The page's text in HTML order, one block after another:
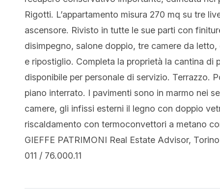
Rigotti. L’appartamento misura 270 mq su tre
ascensore. Rivisto in tutte le sue parti con
disimpegno, salone doppio, tre camere da
e ripostiglio. Completa la proprietà la cantina di
disponibile per personale di servizio. Terrazzo.
piano interrato. I pavimenti sono in marmo nei
camere, gli infissi esterni il legno con doppio
riscaldamento con termoconvettori a metano
GIEFFE PATRIMONI Real Estate Advisor,
011 / 76.000.11